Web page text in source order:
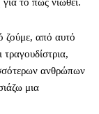
ζούμε, από αυτό
ανθρώπων
μια